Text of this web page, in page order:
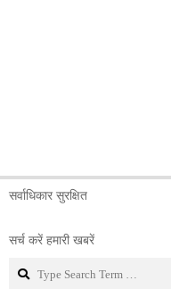
सर्वाधिकार सुरक्षित
सर्च करें हमारी खबरें